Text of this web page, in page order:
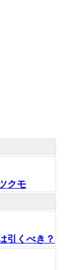
クモ
引くべき？